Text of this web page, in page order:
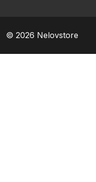
© 2026 Nelovstore